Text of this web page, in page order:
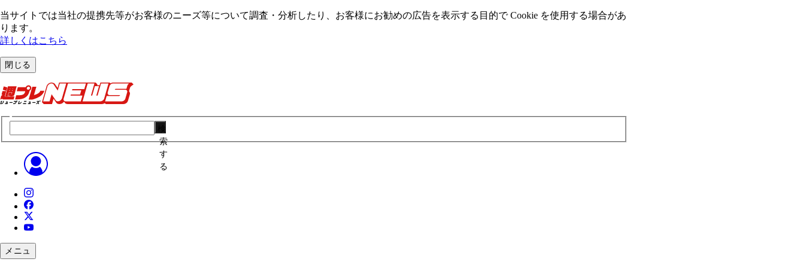
当サイトでは当社の提携先等がお客様のニーズ等について調査・分析したり、お客様にお勧めの広告を表⽰する⽬的で Cookie を使⽤する場合があ
ります。
詳しくはこちら
閉じる
索
す
る
メニュ